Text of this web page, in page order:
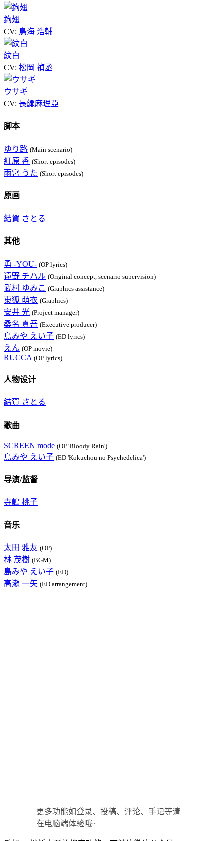
鉤翅
CV: 鳥海 浩輔
紋白
CV: 松岡 禎丞
ウサギ
CV: 長繩麻理亞
脚本
ゆり路 (Main scenario)
紅原 香 (Short episodes)
雨宮 うた (Short episodes)
原画
結賀 さとる
其他
勇 -YOU- (OP lyrics)
遠野 チハル (Original concept, scenario supervision)
武村 ゆみこ (Graphics assistance)
東狐 萌衣 (Graphics)
安井 光 (Project manager)
桑名 真吾 (Executive producer)
島みや えい子 (ED lyrics)
えん (OP movie)
RUCCA (OP lyrics)
人物设计
結賀 さとる
歌曲
SCREEN mode (OP 'Bloody Rain')
島みや えい子 (ED 'Kokuchou no Psychedelica')
导演/监督
寺嶋 桃子
音乐
太田 雅友 (OP)
林 茂樹 (BGM)
島みや えい子 (ED)
高瀬 一矢 (ED arrangement)
更多功能如登录、投稿、评论、手记等请
在电脑端体验哦~